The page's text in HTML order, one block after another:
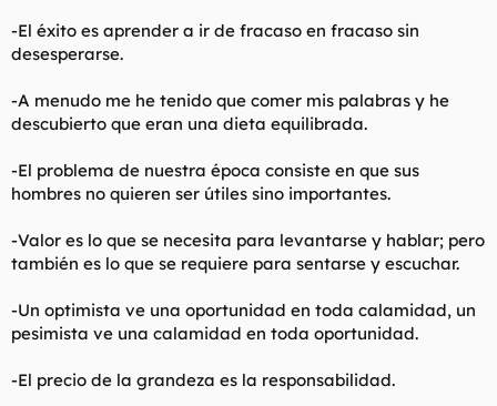
e
a
-El éxito es aprender a ir de fracaso en fracaso sin
desesperarse.
-A menudo me he tenido que comer mis palabras y he
descubierto que eran una dieta equilibrada.
-El problema de nuestra época consiste en que sus
hombres no quieren ser útiles sino importantes.
-Valor es lo que se necesita para levantarse y hablar; pero
también es lo que se requiere para sentarse y escuchar.
-Un optimista ve una oportunidad en toda calamidad, un
pesimista ve una calamidad en toda oportunidad.
-El precio de la grandeza es la responsabilidad.